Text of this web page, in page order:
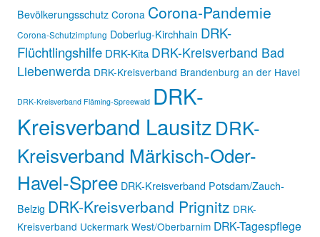
Bevölkerungsschutz Corona Corona-Pandemie
Corona-Schutzimpfung Doberlug-Kirchhain DRK-
Flüchtlingshilfe DRK-Kita DRK-Kreisverband Bad
Liebenwerda DRK-Kreisverband Brandenburg an der Havel
DRK-Kreisverband Fläming-Spreewald DRK-
Kreisverband LausitzDRK-
Kreisverband Märkisch-Oder-
Havel-Spree DRK-Kreisverband Potsdam/Zauch-
Belzig DRK-Kreisverband Prignitz DRK-
Kreisverband Uckermark West/Oberbarnim DRK-Tagespflege